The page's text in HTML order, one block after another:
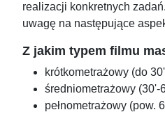
realizacji konkretnych
uwagę na następujące
Z jakim typem filmu
krótkometrażowy (do
średniometrażowy (30'-
pełnometrażowy (pow.